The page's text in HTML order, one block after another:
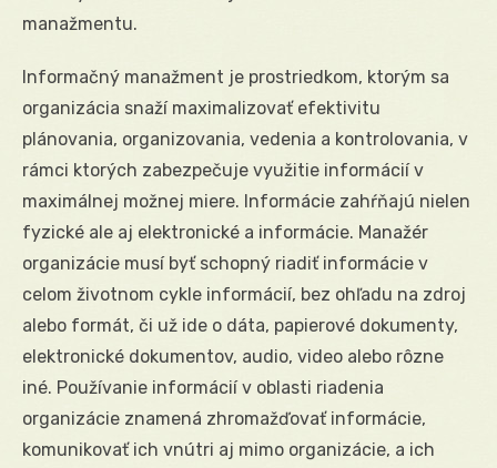
manažmentu.
Informačný manažment je prostriedkom, ktorým sa
organizácia snaží maximalizovať efektivitu
plánovania, organizovania, vedenia a kontrolovania, v
rámci ktorých zabezpečuje využitie informácií v
maximálnej možnej miere. Informácie zahŕňajú nielen
fyzické ale aj elektronické a informácie. Manažér
organizácie musí byť schopný riadiť informácie v
celom životnom cykle informácií, bez ohľadu na zdroj
alebo formát, či už ide o dáta, papierové dokumenty,
elektronické dokumentov, audio, video alebo rôzne
iné. Používanie informácií v oblasti riadenia
organizácie znamená zhromažďovať informácie,
komunikovať ich vnútri aj mimo organizácie, a ich